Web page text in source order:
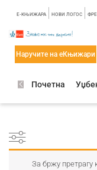
E-КЊИЖАРА НОВИ ЛОГОС
Наручите на еКњижари
Почетна
За бржу претрагу